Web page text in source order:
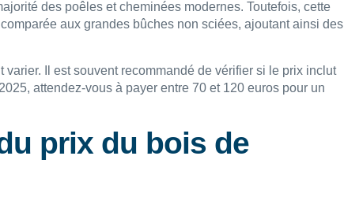
des poêles et cheminées modernes. Toutefois, cette
aux grandes bûches non sciées, ajoutant ainsi des
Il est souvent recommandé de vérifier si le prix inclut
attendez-vous à payer entre 70 et 120 euros pour un
prix du bois de